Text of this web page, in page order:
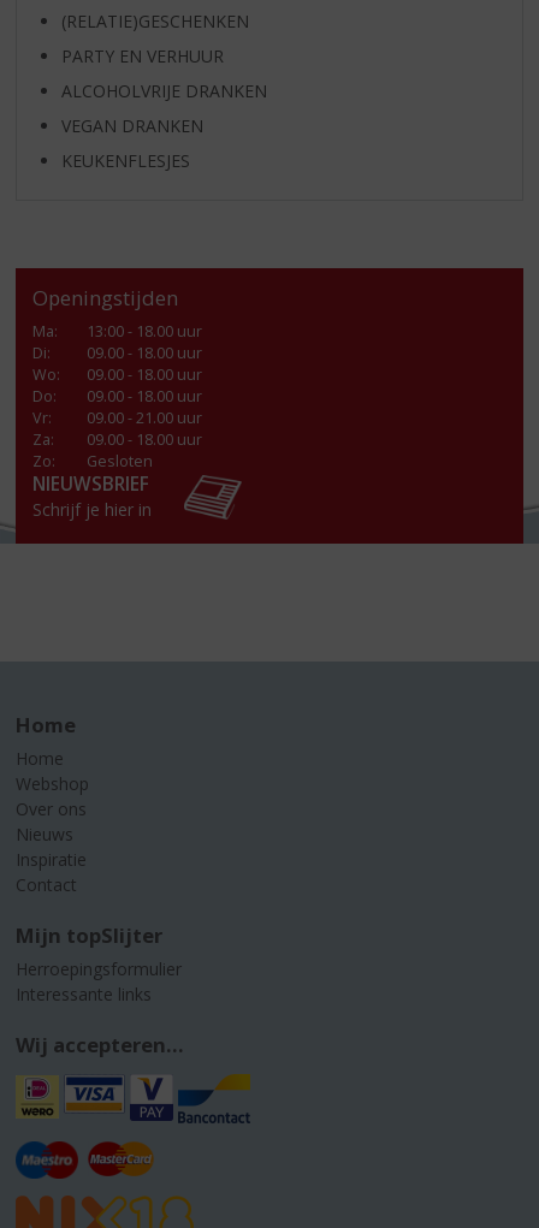
(RELATIE)GESCHENKEN
PARTY EN VERHUUR
ALCOHOLVRIJE DRANKEN
VEGAN DRANKEN
KEUKENFLESJES
Openingstijden
Ma:
13:00 - 18.00 uur
Di:
09.00 - 18.00 uur
Wo:
09.00 - 18.00 uur
Do:
09.00 - 18.00 uur
Vr:
09.00 - 21.00 uur
Za:
09.00 - 18.00 uur
Zo:
Gesloten
NIEUWSBRIEF
Schrijf je hier in
Home
Home
Webshop
Over ons
Nieuws
Inspiratie
Contact
Mijn topSlijter
Herroepingsformulier
Interessante links
Wij accepteren...